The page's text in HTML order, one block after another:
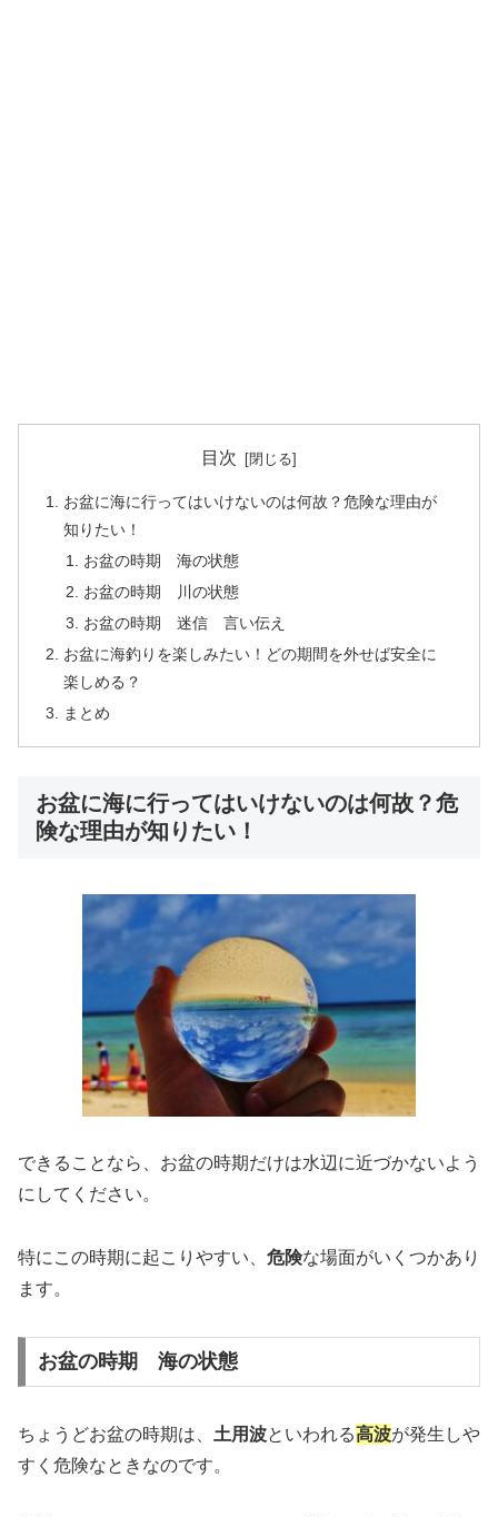
目次
お盆に海に行ってはいけないのは何故？危険な理由が
知りたい！
お盆の時期 海の状態
お盆の時期 川の状態
お盆の時期 迷信 言い伝え
お盆に海釣りを楽しみたい！どの期間を外せば安全に
楽しめる？
まとめ
お盆に海に行ってはいけないのは何故？危
険な理由が知りたい！
できることなら、お盆の時期だけは水辺に近づかないよう
にしてください。
特にこの時期に起こりやすい、 危険な場面がいくつかあり
ます。
お盆の時期 海の状態
ちょうどお盆の時期は、 土用波といわれる高波が発生しや
すく危険なときなのです。